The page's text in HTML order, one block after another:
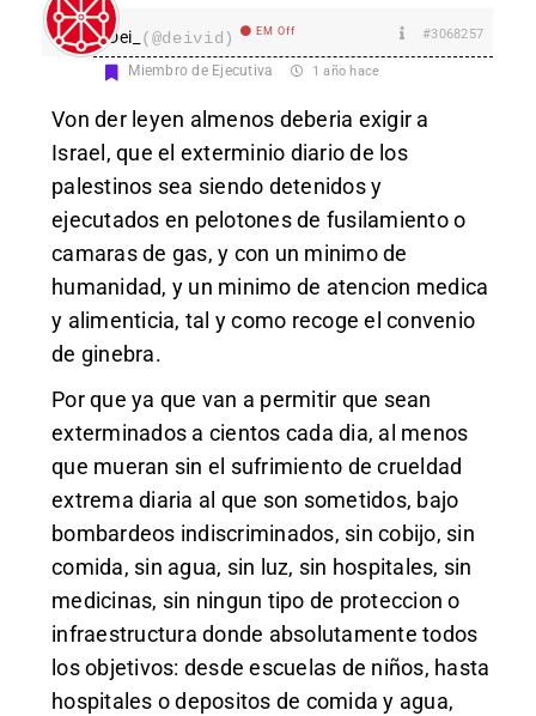
Dei_ (@deivid) EM Off #3068257
Miembro de Ejecutiva 1 año hace
Von der leyen almenos deberia exigir a
Israel, que el exterminio diario de los
palestinos sea siendo detenidos y
ejecutados en pelotones de fusilamiento o
camaras de gas, y con un minimo de
humanidad, y un minimo de atencion medica
y alimenticia, tal y como recoge el convenio
de ginebra.
Por que ya que van a permitir que sean
exterminados a cientos cada dia, al menos
que mueran sin el sufrimiento de crueldad
extrema diaria al que son sometidos, bajo
bombardeos indiscriminados, sin cobijo, sin
comida, sin agua, sin luz, sin hospitales, sin
medicinas, sin ningun tipo de proteccion o
infraestructura donde absolutamente todos
los objetivos: desde escuelas de niños, hasta
hospitales o depositos de comida y agua,